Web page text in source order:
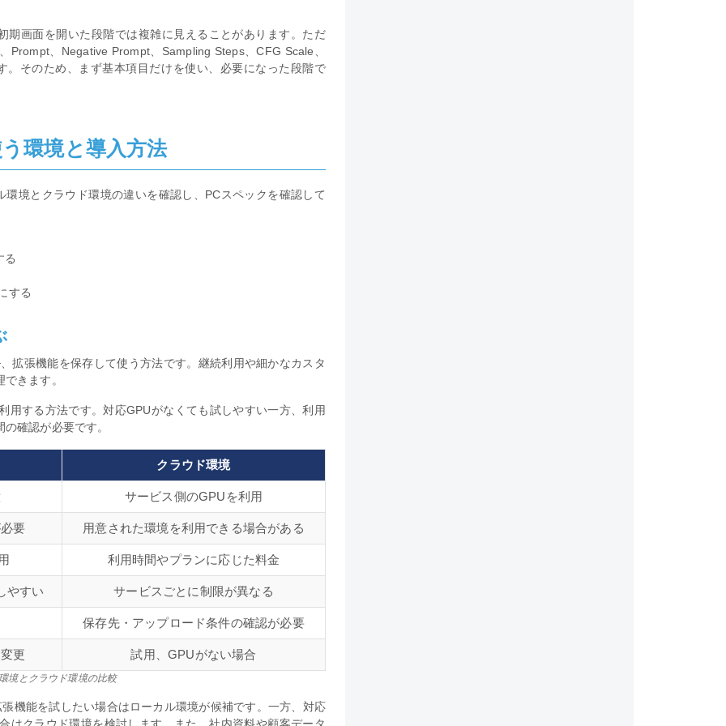
期画面を開いた段階では複雑に見えることがあります。ただ
Prompt、Negative Prompt、Sampling Steps、CFG Scale、
そのため、まず基本項目だけを使い、必要になった段階で
環境と導入方法
境とクラウド環境の違いを確認し、PCスペックを確認して
る
する
拡張機能を保存して使う方法です。継続利用や細かなカスタ
きます。
用する方法です。対応GPUがなくても試しやすい一方、利用
確認が必要です。
クラウド環境
サービス側のGPUを利用
要 用意された環境を利用できる場合がある
利用時間やプランに応じた料金
やすい サービスごとに制限が異なる
保存先・アップロード条件の確認が必要
更 試用、GPUがない場合
境とクラウド環境の比較
機能を試したい場合はローカル環境が候補です。一方、対応